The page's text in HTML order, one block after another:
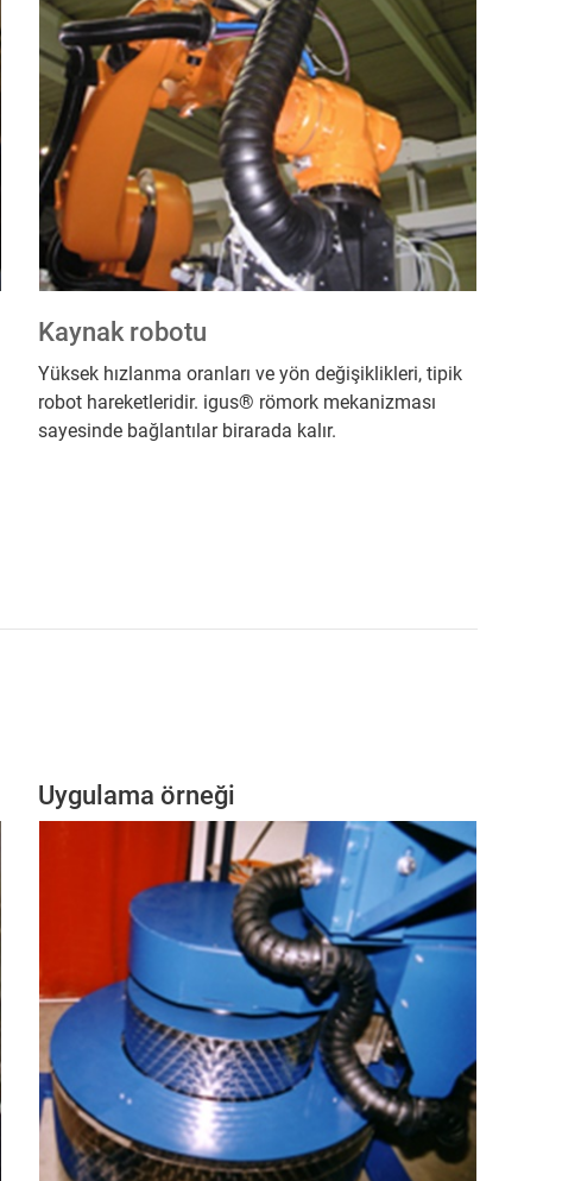
Kaynak robotu
Yüksek hızlanma oranları ve yön değişiklikleri, tipik
robot hareketleridir. igus® römork mekanizması
sayesinde bağlantılar birarada kalır.
Uygulama örneği